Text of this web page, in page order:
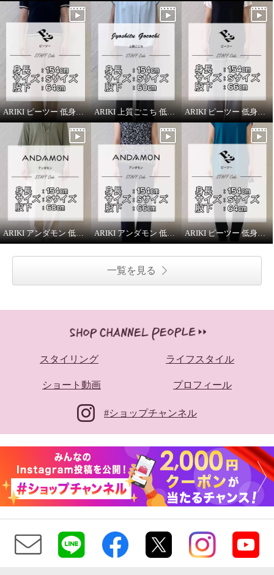
ARIKI ピーツー 低身長スタッフがはいてみました！ ARIKI 上質ごこち 低身長スタッフがはいてみました！ ARIKI ピーツー 低身長スタッフがはいてみました！
ARIKI アンダモン 低身長スタッフがはいてみました！ ARIKI アンダモン 低身長スタッフがはいてみました！ ARIKI ピーツー 低身長スタッフがはいてみました！
一覧を見る
スタイリング ライフスタイル
ショート動画 プロフィール
#ショップチャンネル